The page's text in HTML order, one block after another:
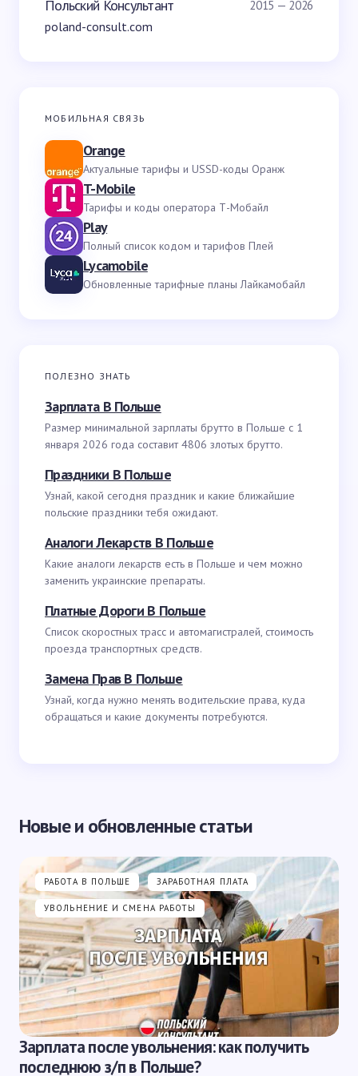
Польский Консультант 2015 — 2026
poland-consult.com
МОБИЛЬНАЯ СВЯЗЬ
Orange
Актуальные тарифы и USSD-коды Оранж
T-Mobile
Тарифы и коды оператора Т-Мобайл
Play
Полный список кодом и тарифов Плей
Lycamobile
Обновленные тарифные планы Лайкамобайл
ПОЛЕЗНО ЗНАТЬ
Зарплата В Польше
Размер минимальной зарплаты брутто в Польше с 1
января 2026 года составит 4806 злотых брутто.
Праздники В Польше
Узнай, какой сегодня праздник и какие ближайшие
польские праздники тебя ожидают.
Аналоги Лекарств В Польше
Какие аналоги лекарств есть в Польше и чем можно
заменить украинские препараты.
Платные Дороги В Польше
Список скоростных трасс и автомагистралей, стоимость
проезда транспортных средств.
Замена Прав В Польше
Узнай, когда нужно менять водительские права, куда
обращаться и какие документы потребуются.
Новые и обновленные статьи
РАБОТА В ПОЛЬШЕ ЗАРАБОТНАЯ ПЛАТА
УВОЛЬНЕНИЕ И СМЕНА РАБОТЫ
Зарплата после увольнения: как получить
последнюю з/п в Польше?